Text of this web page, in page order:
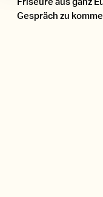
Friseure aus ganz
Gespräch zu